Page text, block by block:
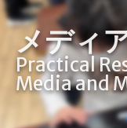
メディ
Practical
Media and